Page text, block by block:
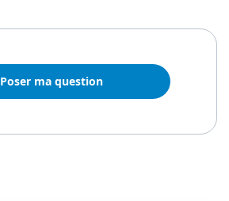
Poser ma question